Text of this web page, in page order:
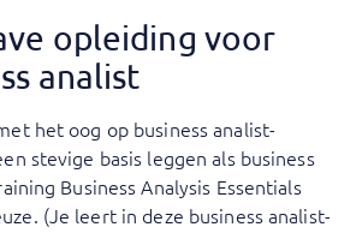
opleiding voor
analist
het oog op business analist-
stevige basis leggen als business
Business Analysis Essentials
(Je leert in deze business analist-